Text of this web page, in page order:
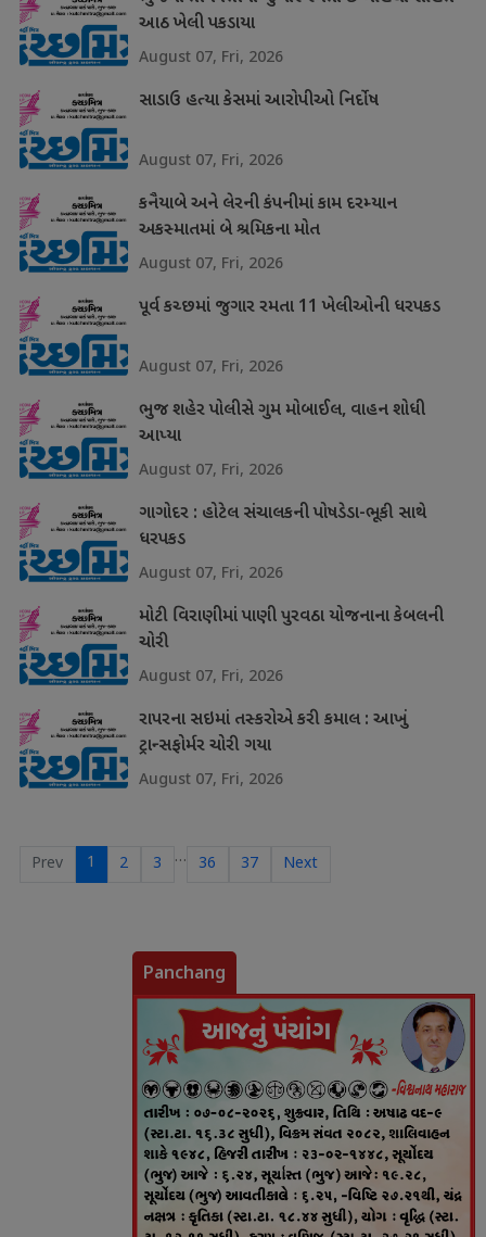
આઠ ખેલી પકડાયા
August 07, Fri, 2026
સાડાઉ હત્યા કેસમાં આરોપીઓ નિર્દોષ
August 07, Fri, 2026
કનૈયાબે અને લેરની કંપનીમાં કામ દરમ્યાન
અકસ્માતમાં બે શ્રમિકના મોત
August 07, Fri, 2026
પૂર્વ કચ્છમાં જુગાર રમતા 11 ખેલીઓની ધરપકડ
August 07, Fri, 2026
ભુજ શહેર પોલીસે ગુમ મોબાઈલ, વાહન શોધી
આપ્યા
August 07, Fri, 2026
ગાગોદર : હોટેલ સંચાલકની પોષડેડા-ભૂકી સાથે
ધરપકડ
August 07, Fri, 2026
મોટી વિરાણીમાં પાણી પુરવઠા યોજનાના કેબલની
ચોરી
August 07, Fri, 2026
રાપરના સઇમાં તસ્કરોએ કરી કમાલ : આખું
ટ્રાન્સફોર્મર ચોરી ગયા
August 07, Fri, 2026
Prev 1 2 3 … 36 37 Next
Panchang